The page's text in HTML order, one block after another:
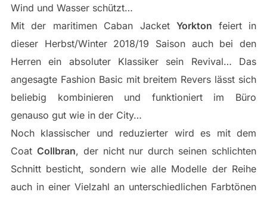
Wind und Wasser schützt…
Mit der maritimen Caban JacketYorkton feiert in
dieser Herbst/Winter 2018/19 Saison auch bei den
Herren ein absoluter Klassiker sein Revival… Das
angesagte Fashion Basic mit breitem Revers lässt sich
beliebig kombinieren und funktioniert im Büro
genauso gut wie in der City…
Noch klassischer und reduzierter wird es mit dem
Coat Collbran, der nicht nur durch seinen schlichten
Schnitt besticht, sondern wie alle Modelle der Reihe
auch in einer Vielzahl an unterschiedlichen Farbtönen